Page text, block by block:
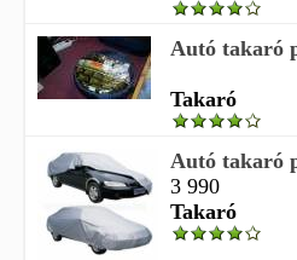
Autó takaró
Takaró
Autó takaró
3 990
Takaró